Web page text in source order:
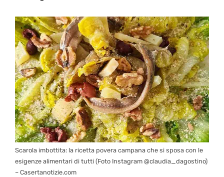
Scarola imbottita: la ricetta povera campana che si sposa con le
esigenze alimentari di tutti (Foto Instagram @claudia_dagostino)
– Casertanotizie.com